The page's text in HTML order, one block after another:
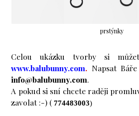
prstýnky
Celou ukázku tvorby si
www.balubunny.com. Napsat
info@balubunny.com.
A pokud si sní chcete raději
zavolat :-) (774483003)